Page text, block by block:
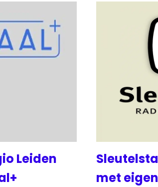
Leiden
met